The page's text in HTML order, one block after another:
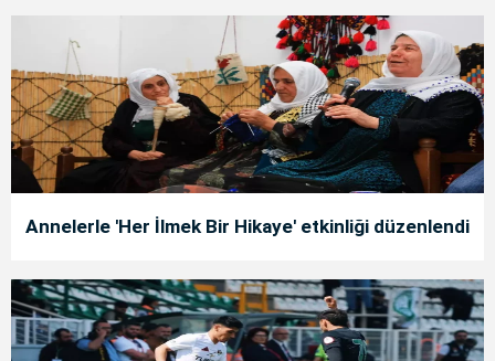
Annelerle 'Her İlmek Bir Hikaye' etkinliği düzenlendi